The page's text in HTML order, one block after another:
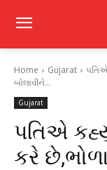
Home Gujarat
બોલાવીને...
Gujarat
પતિએ
કરે